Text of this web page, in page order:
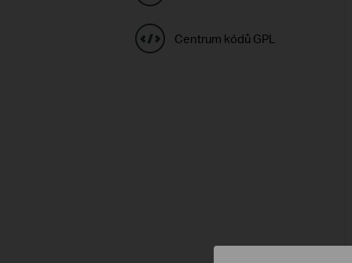
Centrum kódů GPL